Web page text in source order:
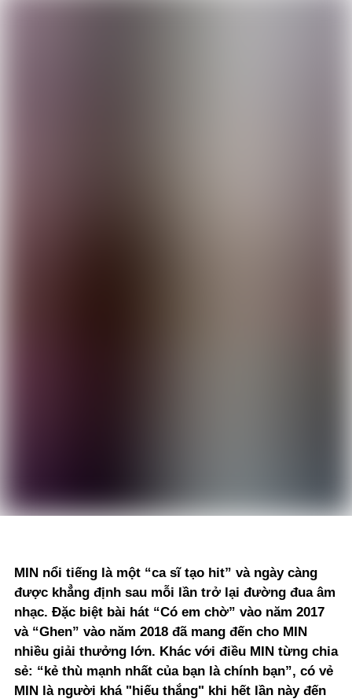
MIN nổi tiếng là một “ca sĩ tạo hit” và ngày càng
được khẳng định sau mỗi lần trở lại đường đua âm
nhạc. Đặc biệt bài hát “Có em chờ” vào năm 2017
và “Ghen” vào năm 2018 đã mang đến cho MIN
nhiều giải thưởng lớn. Khác với điều MIN từng chia
sẻ: “kẻ thù mạnh nhất của bạn là chính bạn”, có vẻ
MIN là người khá "hiếu thắng" khi hết lần này đến